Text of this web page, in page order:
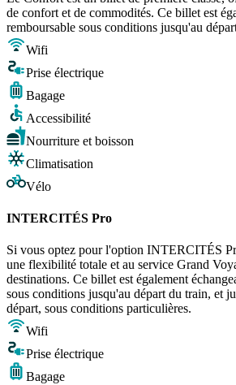
de confort et de commodités. Ce billet est
remboursable sous conditions jusqu'au
Wifi
Prise électrique
Bagage
Accessibilité
Nourriture et boisson
Climatisation
Vélo
INTERCITÉS Pro
Si vous optez pour l'option INTERCITÉS
une flexibilité totale et au service Grand
destinations. Ce billet est également
sous conditions jusqu'au départ du train, et
départ, sous conditions particulières.
Wifi
Prise électrique
Bagage